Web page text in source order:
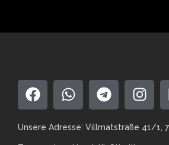
Unsere Adresse: Villmatstraße 41/1,